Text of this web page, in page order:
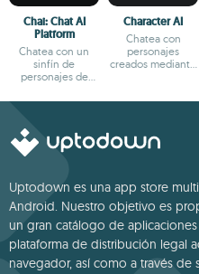
Chai: Chat AI
Platform
Chatea con un
sinfín de
personajes de
Character AI
Chatea con
personajes
creados mediante
Uptodown es una app store
Android. Nuestro objetivo es
un gran catálogo de
plataforma de distribución legal
navegador, así como a través de